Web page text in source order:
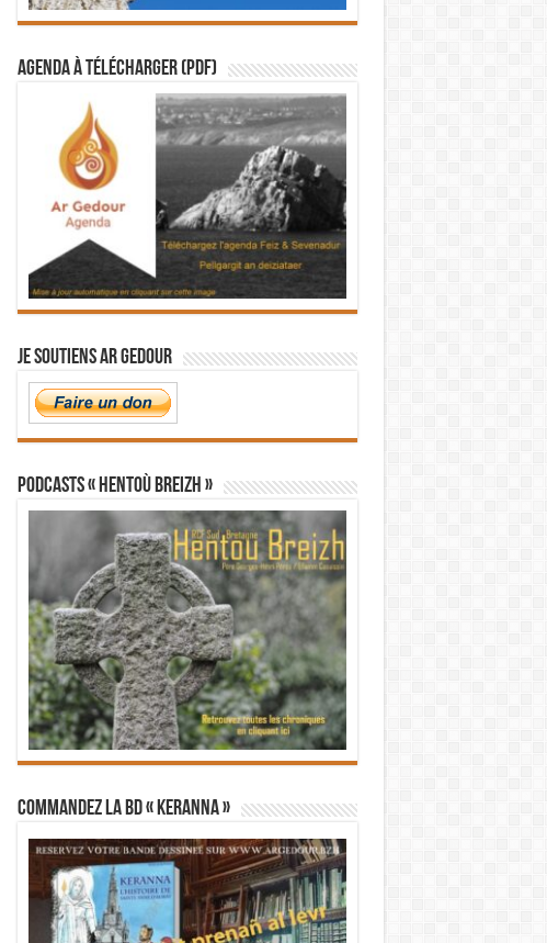
Agenda à télécharger (PDF)
Je soutiens Ar Gedour
PODCASTS « Hentoù Breizh »
Commandez la BD « Keranna »